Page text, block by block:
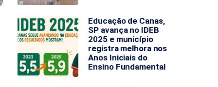
Educação de Canas,
SP avança no IDEB
2025 e município
registra melhora nos
Anos Iniciais do
Ensino Fundamental